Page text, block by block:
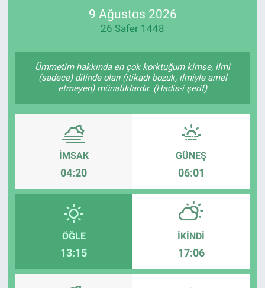
9 Ağustos 2026
26 Safer 1448
Ümmetim hakkında en çok korktuğum kimse, ilmi
(sadece) dilinde olan (itikadı bozuk, ilmiyle amel
etmeyen) münafıklardır. (Hadis-i şerif)
İMSAK
04:20
GÜNEŞ
06:01
ÖĞLE
13:15
İKINDI
17:06
RESMİ İLANLAR